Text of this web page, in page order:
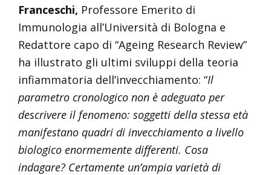
Franceschi, Professore Emerito di
Immunologia all’Università di Bologna e
Redattore capo di “Ageing Research Review”
ha illustrato gli ultimi sviluppi della teoria
infiammatoria dell’invecchiamento: “Il
parametro cronologico non è adeguato per
descrivere il fenomeno: soggetti della stessa età
manifestano quadri di invecchiamento a livello
biologico enormemente differenti. Cosa
indagare? Certamente un’ampia varietà di